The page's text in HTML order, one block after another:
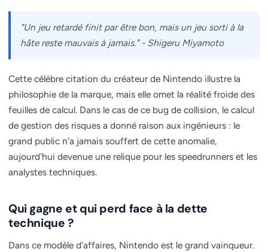
"Un jeu retardé finit par être bon, mais un jeu sorti à la
hâte reste mauvais à jamais." - Shigeru Miyamoto
Cette célèbre citation du créateur de Nintendo illustre la
philosophie de la marque, mais elle omet la réalité froide des
feuilles de calcul. Dans le cas de ce bug de collision, le calcul
de gestion des risques a donné raison aux ingénieurs : le
grand public n'a jamais souffert de cette anomalie,
aujourd'hui devenue une relique pour les speedrunners et les
analystes techniques.
Qui gagne et qui perd face à la dette
technique ?
Dans ce modèle d'affaires, Nintendo est le grand vainqueur.